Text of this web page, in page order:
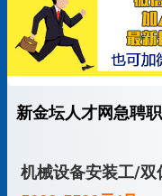
新金坛人才网急聘
机械设备安装工/双